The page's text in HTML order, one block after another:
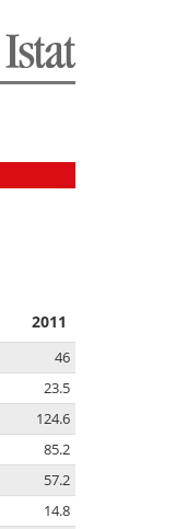
2011
46
23.5
124.6
85.2
57.2
14.8